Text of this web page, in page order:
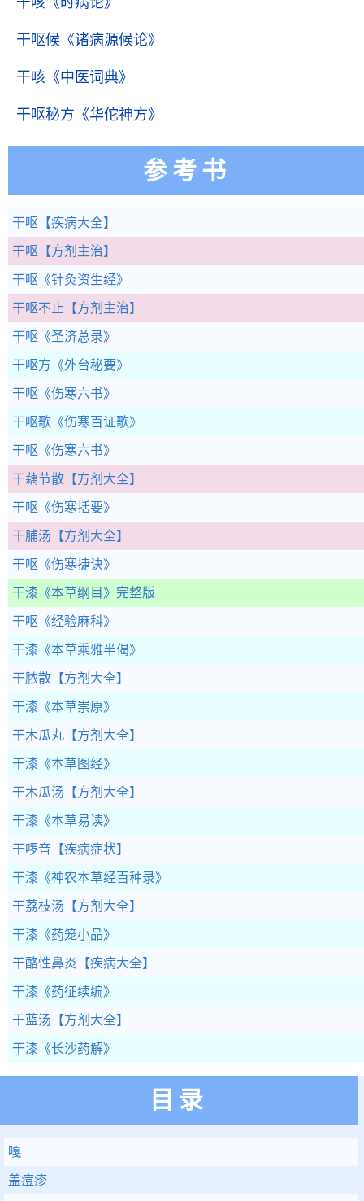
干呕候 《诸病源候论》
干咳 《中医词典》
干呕秘方 《华佗神方》
参考书
干呕 【疾病大全】
干呕 【方剂主治】
干呕 《针灸资生经》
干呕不止 【方剂主治】
干呕 《圣济总录》
干呕方 《外台秘要》
干呕 《伤寒六书》
干呕歌 《伤寒百证歌》
干呕 《伤寒六书》
干藕节散 【方剂大全】
干呕 《伤寒括要》
干脯汤 【方剂大全】
干呕 《伤寒捷诀》
干漆 《本草纲目》完整版
干呕 《经验麻科》
干漆 《本草乘雅半偈》
干脓散 【方剂大全】
干漆 《本草崇原》
干木瓜丸 【方剂大全】
干漆 《本草图经》
干木瓜汤 【方剂大全】
干漆 《本草易读》
干啰音 【疾病症状】
干漆 《神农本草经百种录》
干荔枝汤 【方剂大全】
干漆 《药笼小品》
干酪性鼻炎 【疾病大全】
干漆 《药征续编》
干蓝汤 【方剂大全】
干漆 《长沙药解》
目录
嘎
盖痘疹